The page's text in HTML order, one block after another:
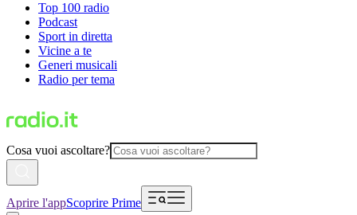
Top 100 radio
Podcast
Sport in diretta
Vicine a te
Generi musicali
Radio per tema
Cosa vuoi ascoltare?
Aprire l'appScoprire Prime